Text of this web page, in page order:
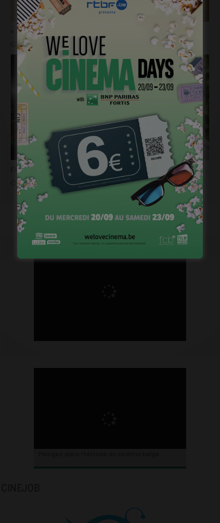
« 1985 »: 5mn avec Tijmen Govaerts
janvier 19, 2023
Flashback 2022/ Flashforward 2023: Raphaël Balboni
janvier 6, 2023